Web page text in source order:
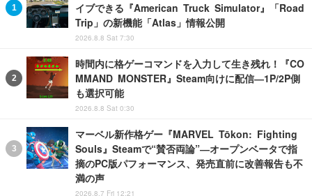
イブできる『American Truck Simulator』「Road
Trip」の新機能「Atlas」情報公開
2026.8.8 Sat 7:30
時間内に格ゲーコマンドを入力して生き残れ！『CO
MMAND MONSTER』Steam向けに配信―1P/2P側
も選択可能
2026.8.8 Sat 0:30
マーベル新作格ゲー『MARVEL Tōkon: Fighting
Souls』Steamで“賛否両論”―オープンベータで指
摘のPC版パフォーマンス、発売直前に改善報告も不
満の声
2026.8.7 Fri 12:21